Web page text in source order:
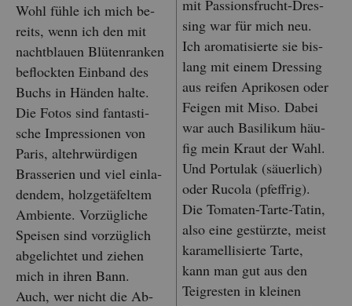
Wohl fühle ich mich be­
reits, wenn ich den mit
nacht­blau­en Blü­ten­ran­ken
be­flock­ten Ein­band des
Buchs in Hän­den halte.
Die Fotos sind fan­tas­ti­
sche Im­pres­sio­nen von
Paris, alt­ehr­wür­di­gen
Bras­se­ri­en und viel ein­la­
den­dem, holz­ge­tä­fel­tem
Am­bi­en­te. Vor­züg­li­che
Spei­sen sind vor­züg­lich
ab­ge­lich­tet und zie­hen
mich in ihren Bann.
Auch, wer nicht die Ab­
mit Pas­si­ons­frucht-Dres­
sing war für mich neu.
Ich aro­ma­ti­sier­te sie bis­
lang mit einem Dres­sing
aus rei­fen Apri­ko­sen oder
Fei­gen mit Miso. Dabei
war auch Ba­si­li­kum häu­
fig mein Kraut der Wahl.
Und Por­tu­lak (säu­er­lich)
oder Ru­co­la (pfeff­rig).
Die To­ma­ten-Tarte-Tatin,
also eine ge­stürz­te, meist
ka­ra­mel­li­sier­te Tarte,
kann man gut aus den
Tei­gres­ten in klei­nen